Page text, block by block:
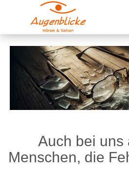
Auch bei uns
Menschen, die